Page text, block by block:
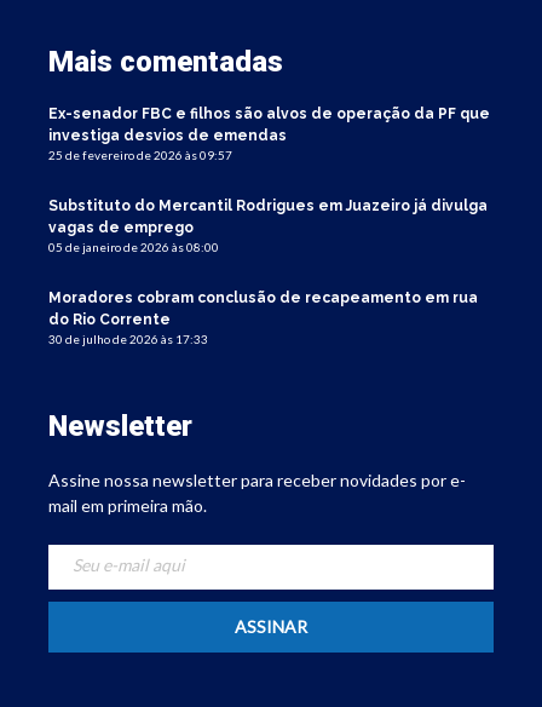
Mais comentadas
Ex-senador FBC e filhos são alvos de operação da PF que
investiga desvios de emendas
25 de fevereiro de 2026 às 09:57
Substituto do Mercantil Rodrigues em Juazeiro já divulga
vagas de emprego
05 de janeiro de 2026 às 08:00
Moradores cobram conclusão de recapeamento em rua
do Rio Corrente
30 de julho de 2026 às 17:33
Newsletter
Assine nossa newsletter para receber novidades por e-
mail em primeira mão.